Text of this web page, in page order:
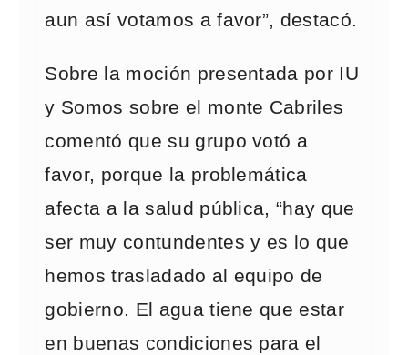
aun así votamos a favor”, destacó.
Sobre la moción presentada por IU
y Somos sobre el monte Cabriles
comentó que su grupo votó a
favor, porque la problemática
afecta a la salud pública, “hay que
ser muy contundentes y es lo que
hemos trasladado al equipo de
gobierno. El agua tiene que estar
en buenas condiciones para el